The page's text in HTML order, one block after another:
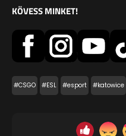
KÖVESS MINKET!
#CSGO #ESL #esport #katowice